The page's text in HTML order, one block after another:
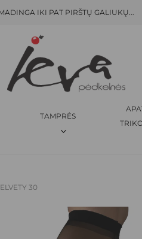
IKI PAT PIRŠTŲ GALIUKŲ...
TAMPRĖS
30
El. pašto
JŪSŲ
JŪSŲ
PAVADINIMAS